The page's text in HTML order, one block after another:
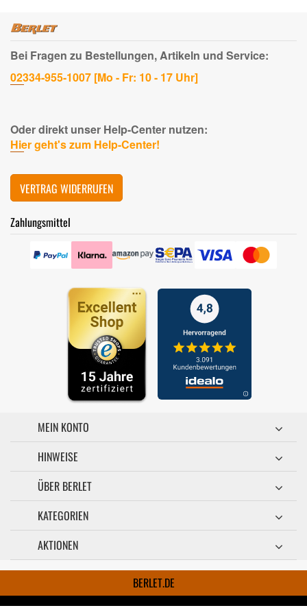
Bei Fragen zu Bestellungen, Artikeln und Service:
02334-955-1007 [Mo - Fr: 10 - 17 Uhr]
Oder direkt unser Help-Center nutzen:
Hier geht's zum Help-Center!
VERTRAG WIDERRUFEN
Zahlungsmittel
MEIN KONTO
HINWEISE
ÜBER BERLET
KATEGORIEN
AKTIONEN
BERLET.DE